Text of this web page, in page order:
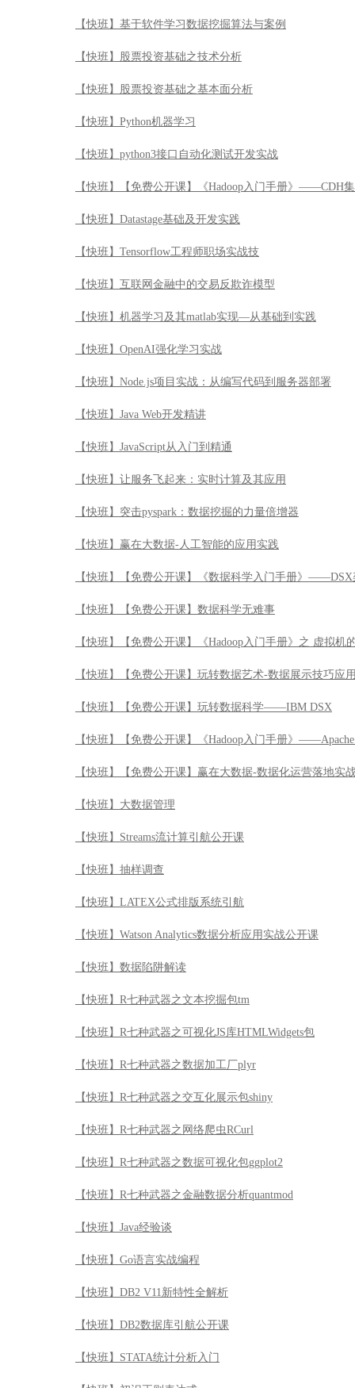
【快班】基于软件学习数据挖掘算法与案例
【快班】股票投资基础之技术分析
【快班】股票投资基础之基本面分析
【快班】Python机器学习
【快班】python3接口自动化测试开发实战
【快班】【免费公开课】《Hadoop入门手册》——CDH
【快班】Datastage基础及开发实践
【快班】Tensorflow工程师职场实战技
【快班】互联网金融中的交易反欺诈模型
【快班】机器学习及其matlab实现—从基础到实践
【快班】OpenAI强化学习实战
【快班】Node.js项目实战：从编写代码到服务器部署
【快班】Java Web开发精讲
【快班】JavaScript从入门到精通
【快班】让服务飞起来：实时计算及其应用
【快班】突击pyspark：数据挖掘的力量倍增器
【快班】赢在大数据-人工智能的应用实践
【快班】【免费公开课】《数据科学入门手册》
【快班】【免费公开课】数据科学无难事
【快班】【免费公开课】《Hadoop入门手册》之 虚拟机
【快班】【免费公开课】玩转数据艺术-数据展示技巧应
【快班】【免费公开课】玩转数据科学——IBM DSX
【快班】【免费公开课】《Hadoop入门手册》
【快班】【免费公开课】赢在大数据-数据化运营落地实
【快班】大数据管理
【快班】Streams流计算引航公开课
【快班】抽样调查
【快班】LATEX公式排版系统引航
【快班】Watson Analytics数据分析应用实战公开课
【快班】数据陷阱解读
【快班】R七种武器之文本挖掘包tm
【快班】R七种武器之可视化JS库HTMLWidgets包
【快班】R七种武器之数据加工厂plyr
【快班】R七种武器之交互化展示包shiny
【快班】R七种武器之网络爬虫RCurl
【快班】R七种武器之数据可视化包ggplot2
【快班】R七种武器之金融数据分析quantmod
【快班】Java经验谈
【快班】Go语言实战编程
【快班】DB2 V11新特性全解析
【快班】DB2数据库引航公开课
【快班】STATA统计分析入门